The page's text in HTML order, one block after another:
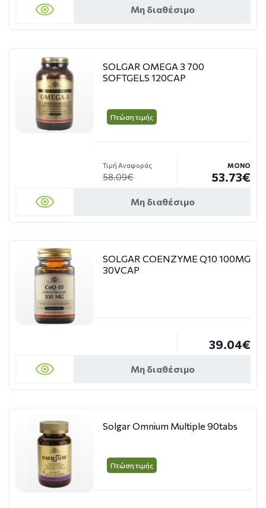
Μη διαθέσιμο
SOLGAR OMEGA 3 700
SOFTGELS 120CAP
Πτώση τιμής
Τιμή Αναφοράς
58.09€
ΜΟΝΟ
53.73€
Μη διαθέσιμο
SOLGAR COENZYME Q10 100MG
30VCAP
39.04€
Μη διαθέσιμο
Solgar Omnium Multiple 90tabs
Πτώση τιμής